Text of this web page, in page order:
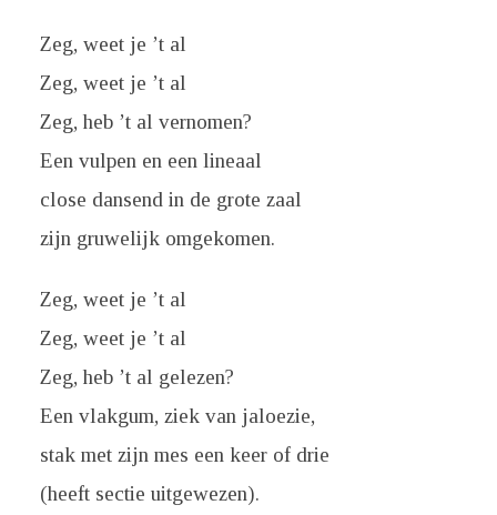
Zeg, weet je ’t al
Zeg, weet je ’t al
Zeg, heb ’t al vernomen?
Een vulpen en een lineaal
close dansend in de grote zaal
zijn gruwelijk omgekomen.
Zeg, weet je ’t al
Zeg, weet je ’t al
Zeg, heb ’t al gelezen?
Een vlakgum, ziek van jaloezie,
stak met zijn mes een keer of drie
(heeft sectie uitgewezen).